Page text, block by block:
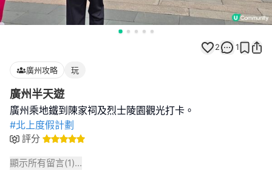
2 1
廣州攻略 玩
廣州半天遊
#北上度假計劃
評分
顯示所有留言(1)...